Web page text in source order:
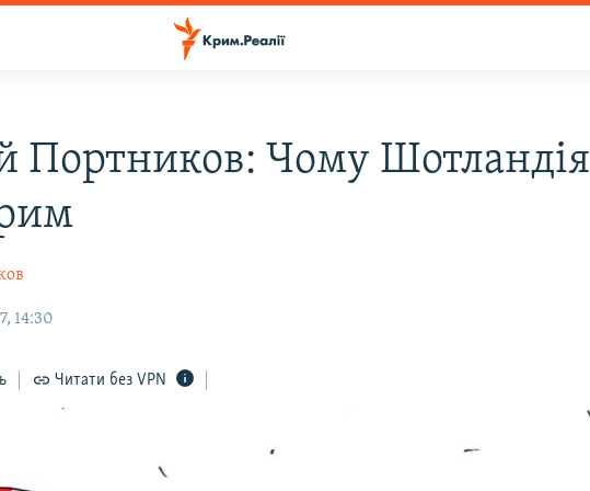
Портников: Чому Шотландія
14:30
Читати без VPN